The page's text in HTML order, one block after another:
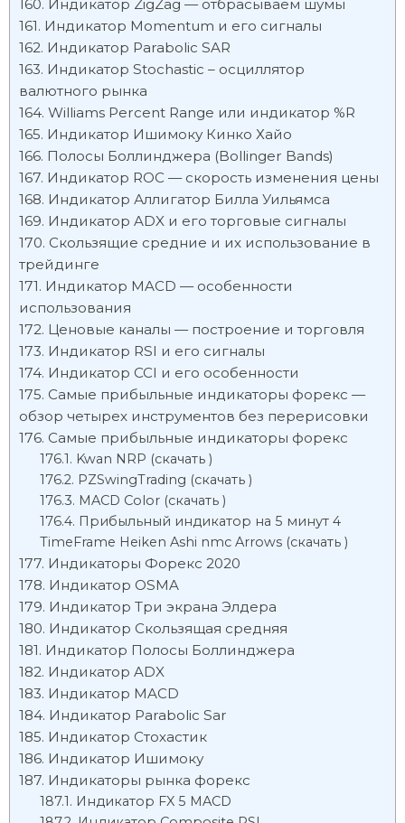
Индикатор ZigZag — отбрасываем шумы
Индикатор Momentum и его сигналы
Индикатор Parabolic SAR
Индикатор Stochastic – осциллятор
валютного рынка
Williams Percent Range или индикатор %R
Индикатор Ишимоку Кинко Хайо
Полосы Боллинджера (Bollinger Bands)
Индикатор ROC — скорость изменения цены
Индикатор Аллигатор Билла Уильямса
Индикатор ADX и его торговые сигналы
Скользящие средние и их использование в
трейдинге
Индикатор MACD — особенности
использования
Ценовые каналы — построение и торговля
Индикатор RSI и его сигналы
Индикатор CCI и его особенности
Самые прибыльные индикаторы форекс —
обзор четырех инструментов без перерисовки
Самые прибыльные индикаторы форекс
Kwan NRP (скачать )
PZSwingTrading (скачать )
MACD Color (скачать )
Прибыльный индикатор на 5 минут 4
TimeFrame Heiken Ashi nmc Arrows (скачать )
Индикаторы Форекс 2020
Индикатор OSMA
Индикатор Три экрана Элдера
Индикатор Скользящая средняя
Индикатор Полосы Боллинджера
Индикатор ADX
Индикатор MACD
Индикатор Parabolic Sar
Индикатор Стохастик
Индикатор Ишимоку
Индикаторы рынка форекс
Индикатор FX 5 MACD